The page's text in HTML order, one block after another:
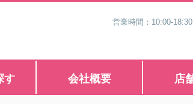
営業時間：10:00-
す 会社概要 店